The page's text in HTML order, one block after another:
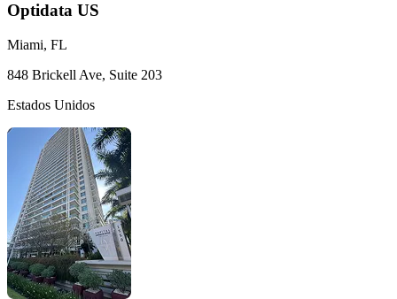
Optidata US
Miami, FL
848 Brickell Ave, Suite 203
Estados Unidos